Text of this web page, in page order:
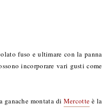
fuso e ultimare con la panna
incorporare vari gusti come
ganache montata di Mercotte è la